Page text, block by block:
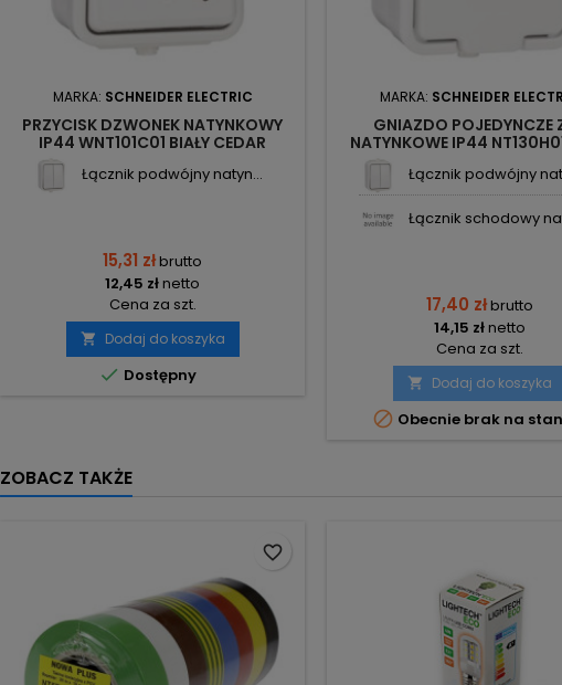
MARKA: SCHNEIDER ELECTRIC
PRZYCISK DZWONEK NATYNKOWY
IP44 WNT101C01 BIAŁY CEDAR
Łącznik podwójny natyn...
15,31 złbrutto
12,45 złnetto
Cena za szt.
 Dodaj do koszyka
 Dostępny
MARKA: SCHNEIDER
GNIAZDO POJEDYNCZE
NATYNKOWE IP44
CEDAR SCHNEIDER
Łącznik podwójny
Łącznik schodowy
17,40 złbrutto
14,15 złnetto
Cena za szt.
 Dodaj do koszyka
 Obecnie brak na
ZOBACZ TAKŻE
favorite_border